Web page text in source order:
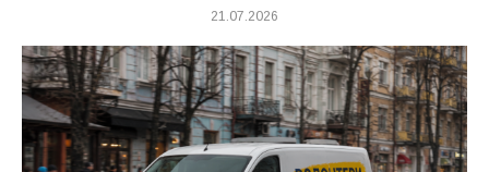
21.07.2026